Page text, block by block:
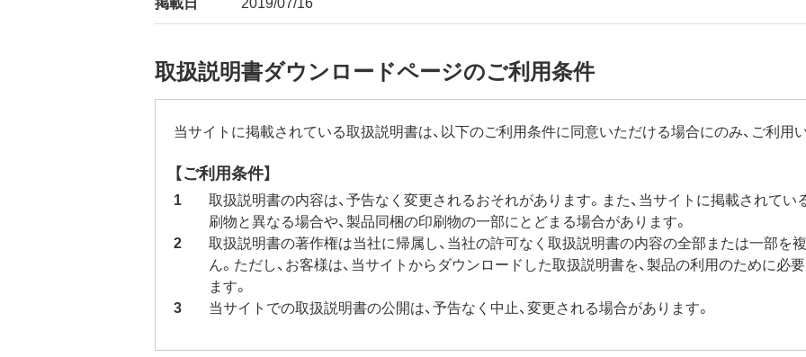
取扱説明書ダウンロードページのご利用条件
当サイトに掲載されている取扱説明書は、以下のご利用条件に同意いただける場合にのみ、ご利用
【ご利用条件】
取扱説明書の内容は、予告なく変更されるおそれがあります。また、当サイトに掲載されてい
刷物と異なる場合や、製品同梱の印刷物の一部にとどまる場合があります。
取扱説明書の著作権は当社に帰属し、当社の許可なく取扱説明書の内容の全部または一部を
ん。ただし、お客様は、当サイトからダウンロードした取扱説明書を、製品の利用のために必
ます。
当サイトでの取扱説明書の公開は、予告なく中止、変更される場合があります。